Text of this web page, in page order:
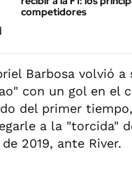
competidores
Barbosa volvió a
con un gol en el
del primer
a la "torcida"
2019, ante River.